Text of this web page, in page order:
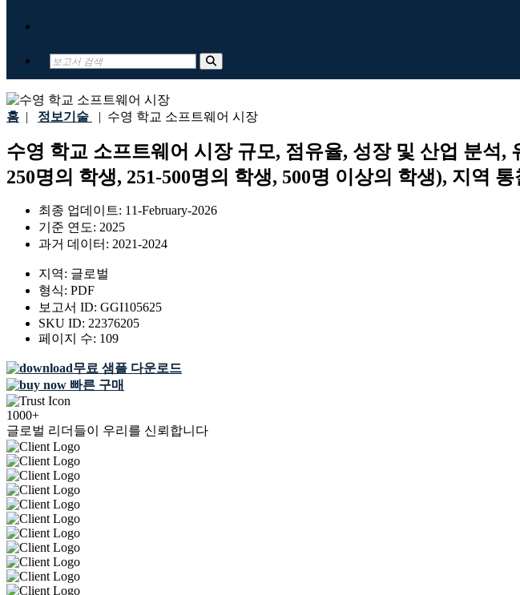
홈 | 정보기술 | 수영 학교 소프트웨어 시장
수영 학교 소프트웨어 시장 규모, 점유율, 성장 및 산업 분석
250명의 학생, 251-500명의 학생, 500명 이상의 학생), 지역
최종 업데이트: 11-February-2026
기준 연도: 2025
과거 데이터: 2021-2024
지역: 글로벌
형식: PDF
보고서 ID: GGI105625
SKU ID: 22376205
페이지 수: 109
무료 샘플 다운로드
빠른 구매
1000+
글로벌 리더들이 우리를 신뢰합니다